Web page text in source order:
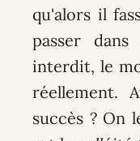
qu'alors il
passer
interdit, le
réellement.
succès ? On